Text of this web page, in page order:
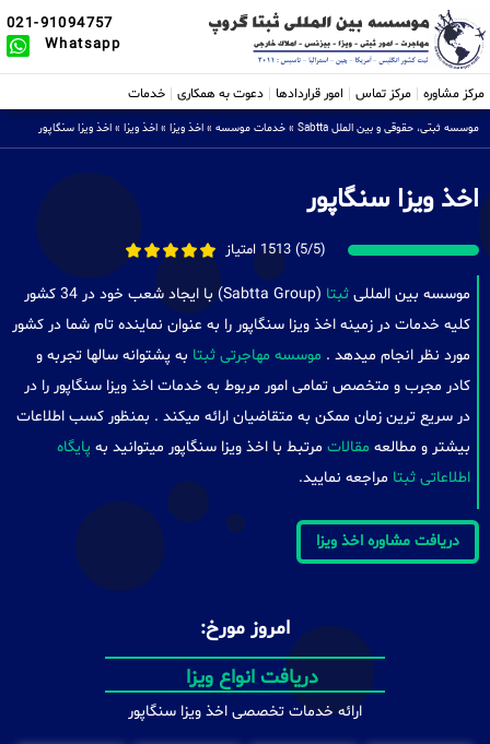
021-91094757
Whatsapp
مرکز مشاوره مرکز تماس امور قراردادها دعوت به همکاری خدمات
موسسه ثبتی، حقوقی و بین الملل Sabtta » خدمات موسسه » اخذ ویزا » اخذ ویزا » اخذ ویزا سنگاپور
اخذ ویزا سنگاپور
(5/5) 1513 امتیاز
موسسه بین المللی ثبتا
(Sabtta Group) با ایجاد شعب خود در 34 کشور
کلیه خدمات در زمینه اخذ ویزا سنگاپور را به عنوان نماینده تام شما در کشور
مورد نظر انجام میدهد . موسسه مهاجرتی ثبتا به پشتوانه سالها تجربه و
کادر مجرب و متخصص تمامی امور مربوط به خدمات اخذ ویزا سنگاپور را در
در سریع ترین زمان ممکن به متقاضیان ارائه میکند . بمنظور کسب اطلاعات
بیشتر و مطالعه مقالات مرتبط با اخذ ویزا سنگاپور میتوانید به پایگاه
اطلاعاتی ثبتا مراجعه نمایید.
دریافت مشاوره اخذ ویزا
امروز مورخ:
دریافت انواع ویزا
ارائه خدمات تخصصی اخذ ویزا سنگاپور